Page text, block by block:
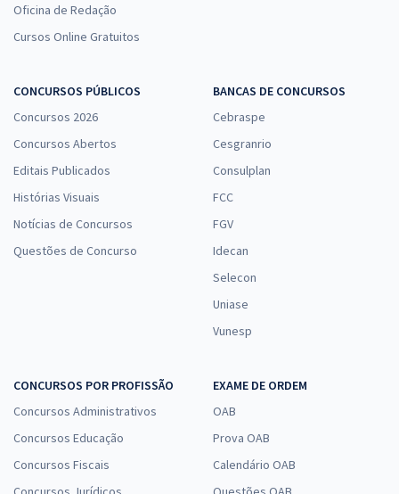
Oficina de Redação
Cursos Online Gratuitos
CONCURSOS PÚBLICOS
Concursos 2026
Concursos Abertos
Editais Publicados
Histórias Visuais
Notícias de Concursos
Questões de Concurso
BANCAS DE CONCURSOS
Cebraspe
Cesgranrio
Consulplan
FCC
FGV
Idecan
Selecon
Uniase
Vunesp
CONCURSOS POR PROFISSÃO
Concursos Administrativos
Concursos Educação
Concursos Fiscais
EXAME DE ORDEM
OAB
Prova OAB
Calendário OAB